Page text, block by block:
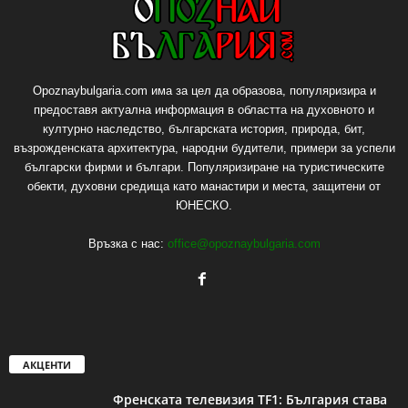
Opoznaybulgaria.com има за цел да образова, популяризира и
предоставя актуална информация в областта на духовното и
културно наследство, българската история, природа, бит,
възрожденската архитектура, народни будители, примери за успели
български фирми и българи. Популяризиране на туристическите
обекти, духовни средища като манастири и места, защитени от
ЮНЕСКО.
Връзка с нас: office@opoznaybulgaria.com
АКЦЕНТИ
Френската телевизия TF1: България става